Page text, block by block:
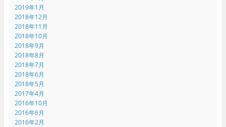
2019年1月
2018年12月
2018年11月
2018年10月
2018年9月
2018年8月
2018年7月
2018年6月
2018年5月
2017年4月
2016年10月
2016年6月
2016年2月